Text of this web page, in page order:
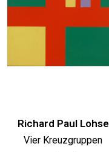
Richard Paul Lohse
Vier Kreuzgruppen